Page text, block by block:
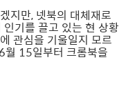
지만, 넷북의 대체재로
인기를 끌고 있는 현 상황
관심을 기울일지 모르
15일부터 크롬북을